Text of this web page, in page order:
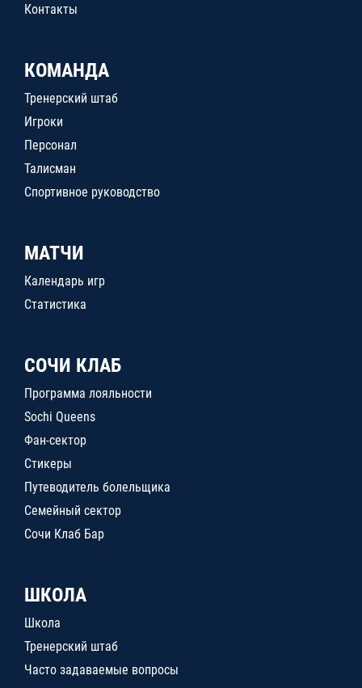
Контакты
КОМАНДА
Тренерский штаб
Игроки
Персонал
Талисман
Спортивное руководство
МАТЧИ
Календарь игр
Статистика
СОЧИ КЛАБ
Программа лояльности
Sochi Queens
Фан-сектор
Стикеры
Путеводитель болельщика
Семейный сектор
Сочи Клаб Бар
ШКОЛА
Школа
Тренерский штаб
Часто задаваемые вопросы